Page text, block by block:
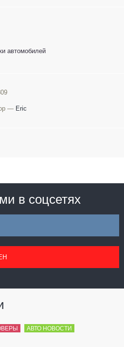
автомобилей
— Eric
в соцсетях
АВТО НОВОСТИ